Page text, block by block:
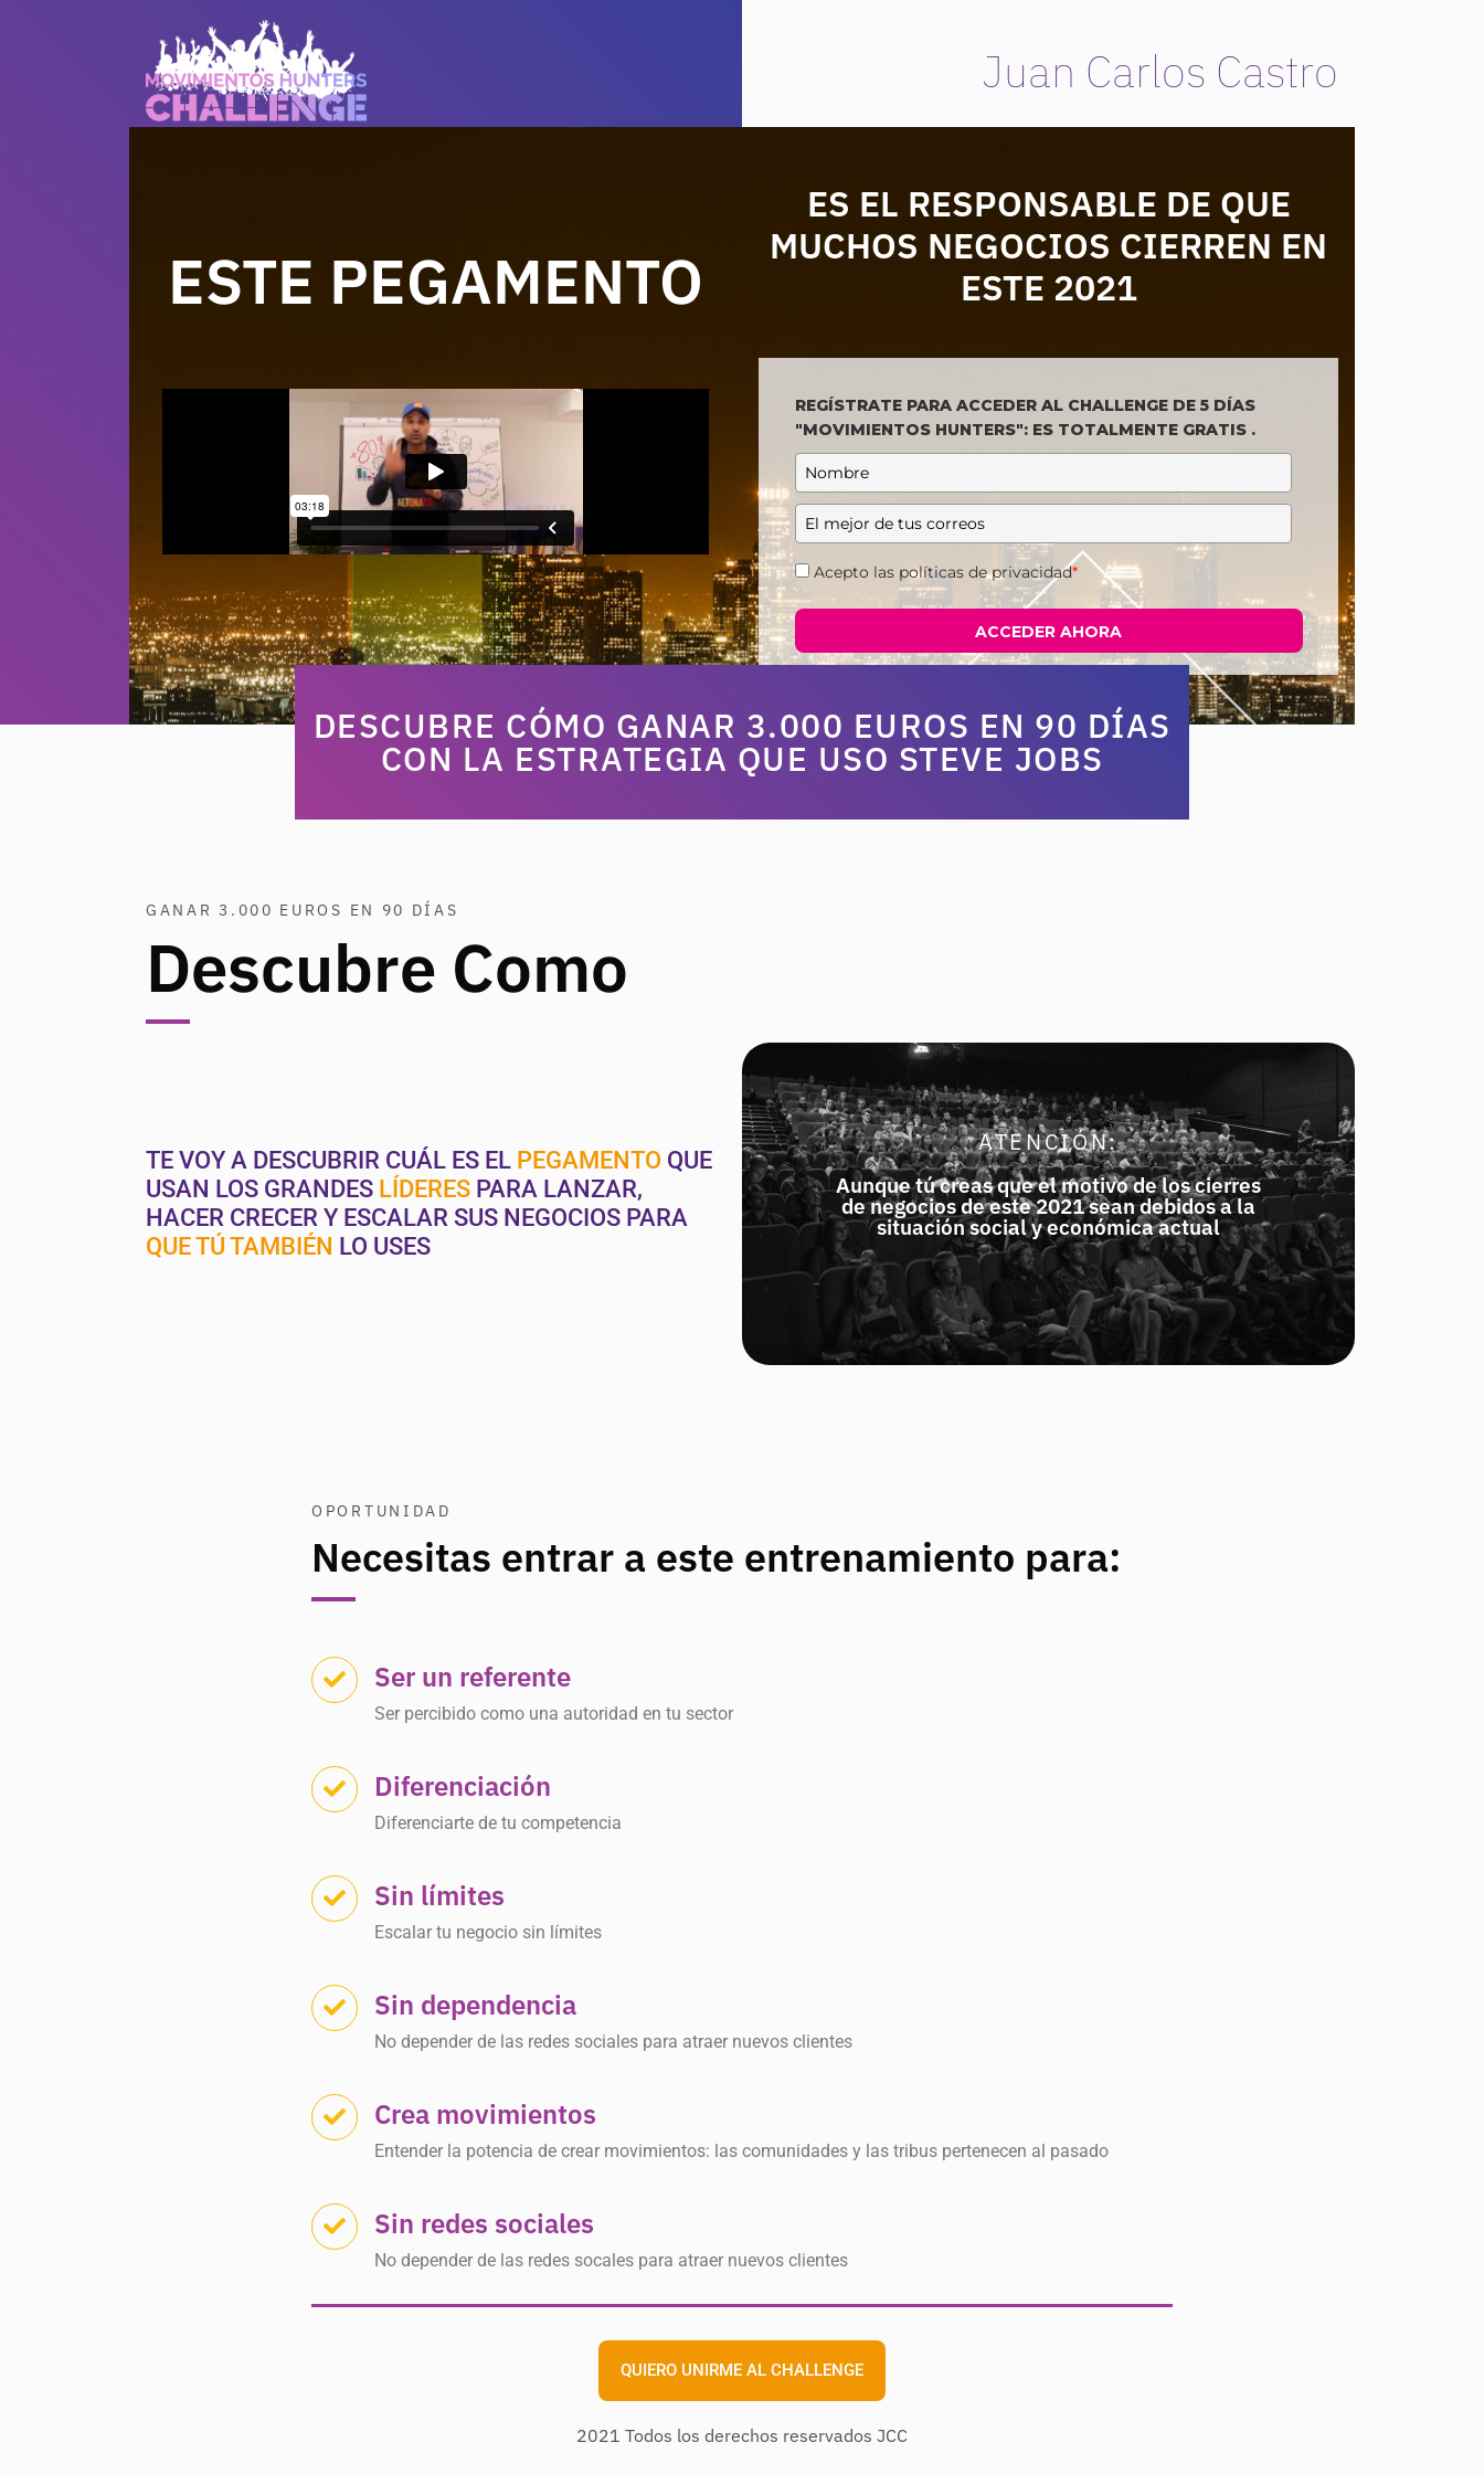
Juan Carlos Castro
ESTE PEGAMENTO
ES EL RESPONSABLE DE QUE
MUCHOS NEGOCIOS CIERREN EN
ESTE 2021
REGÍSTRATE PARA ACCEDER AL CHALLENGE DE 5 DÍAS
"MOVIMIENTOS HUNTERS": ES TOTALMENTE GRATIS .
Acepto las políticas de privacidad*
ACCEDER AHORA
DESCUBRE CÓMO GANAR 3.000 EUROS EN 90 DÍAS
CON LA ESTRATEGIA QUE USO STEVE JOBS
GANAR 3.000 EUROS EN 90 DÍAS
Descubre Como
TE VOY A DESCUBRIR CUÁL ES EL PEGAMENTO QUE
USAN LOS GRANDES LÍDERES PARA LANZAR,
HACER CRECER Y ESCALAR SUS NEGOCIOS PARA
QUE TÚ TAMBIÉN LO USES
ATENCIÓN:
Aunque tú creas que el motivo de los cierres
de negocios de este 2021 sean debidos a la
situación social y económica actual
OPORTUNIDAD
Necesitas entrar a este entrenamiento para:
Ser un referente
Ser percibido como una autoridad en tu sector
Diferenciación
Diferenciarte de tu competencia
Sin límites
Escalar tu negocio sin límites
Sin dependencia
No depender de las redes sociales para atraer nuevos clientes
Crea movimientos
Entender la potencia de crear movimientos: las comunidades y las tribus pertenecen al pasado
Sin redes sociales
No depender de las redes socales para atraer nuevos clientes
QUIERO UNIRME AL CHALLENGE
2021 Todos los derechos reservados JCC